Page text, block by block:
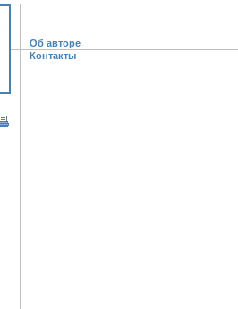
Об авторе
Контакты